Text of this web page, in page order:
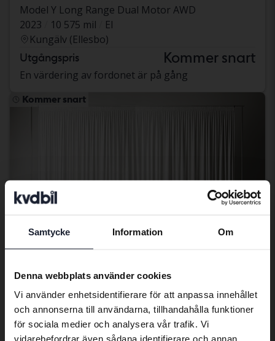
Samtycke Information Om
Denna webbplats använder cookies
Vi använder enhetsidentifierare för att anpassa innehållet
och annonserna till användarna, tillhandahålla funktioner
för sociala medier och analysera vår trafik. Vi
vidarebefordrar även sådana identifierare och annan
Model Y Long Range Dual Motor AWD
2023
10 575 mil
El
Kungälv (Ellesbo)
Utgångspris Kommer snart
En värdering av fordonet är på gång
Kommer snart
Tesla Model Y
Model Y Performance Dual Motor AWD
2023
15 802 mil El
Preferred language
We have detected that your browser
Swedish. To better service our friends
abroad we have an English language
site (kvdcars.com) that contains all the